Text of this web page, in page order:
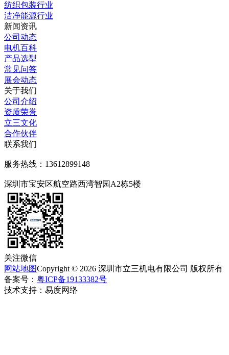
纺织包装行业
洁净能源行业
新闻资讯
公司动态
电机百科
产品选型
常见问答
展会动态
关于我们
公司介绍
资质荣誉
立三文化
合作伙伴
联系我们
服务热线：13612899148
深圳市宝安区航空路西湾智园A2栋5楼
关注微信
网站地图Copyright © 2026 深圳市立三机电有限公司 版权所有
备案号： 粤ICP备19133382号
技术支持：易度网络